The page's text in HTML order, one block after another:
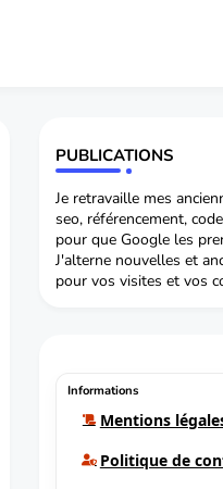
PUBLICATIONS
Je retravaille mes
seo, référencement,
pour que Google les
J'alterne nouvelles et
pour vos visites et vos
Informations
Mentions
Politique de